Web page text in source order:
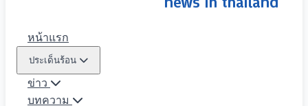
หน้าแรก
ประเด็นร้อน
ข่าว
บทความ